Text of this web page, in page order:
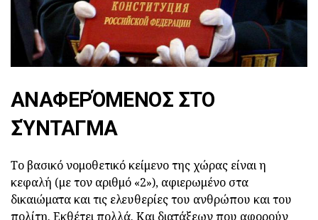
ΑΝΑΦΕΡΌΜΕΝΟΣ ΣΤΟ
ΣΎΝΤΑΓΜΑ
Το βασικό νομοθετικό κείμενο της χώρας είναι η
κεφαλή (με τον αριθμό «2»), αφιερωμένο στα
δικαιώματα και τις ελευθερίες του ανθρώπου και του
πολίτη. Εκθέτει πολλά. Και διατάξεων που αφορούν